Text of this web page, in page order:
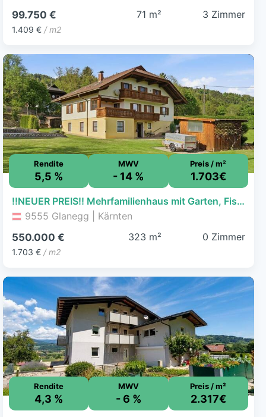
99.750 €
1.409 € / m2
71 m² 3 Zimmer
Rendite
5,5 %
MWV
- 14 %
Preis / m²
1.703€
!!NEUER PREIS!! Mehrfamilienhaus mit Garten, Fischteich und viel Platz
9555 Glanegg | Kärnten
550.000 €
1.703 € / m2
323 m² 0 Zimmer
Rendite
4,3 %
MWV
- 6 %
Preis / m²
2.317€